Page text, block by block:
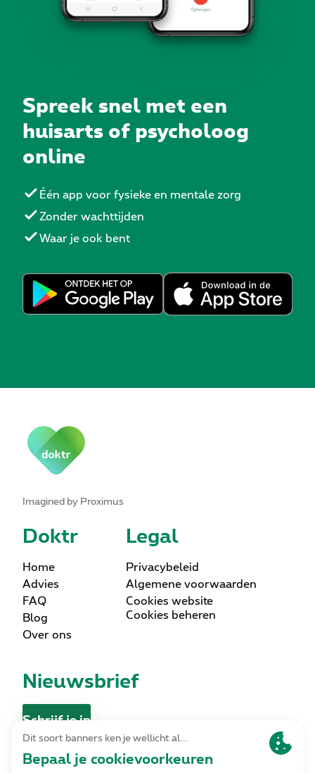
Spreek snel met een
huisarts of psycholoog
online
Één app voor fysieke en mentale zorg
Zonder wachttijden
Waar je ook bent
Imagined by Proximus
Doktr
Home
Advies
FAQ
Blog
Over ons
Legal
Privacybeleid
Algemene voorwaarden
Cookies website
Cookies beheren
Nieuwsbrief
Schrijf je in
Contact